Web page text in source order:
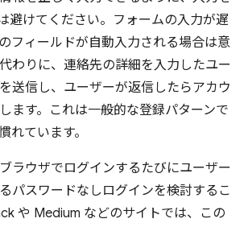
避けてください。フォームの入力が遅
フィールドが自動入力される場合は意
わりに、連絡先の詳細を入力したユー
送信し、ユーザーが返信したらアカウ
ます。これは一般的な登録パターンで
れています。
ラウザでログインするたびにユーザー
パスワードなしログインを検討するこ
や Medium などのサイトでは、この